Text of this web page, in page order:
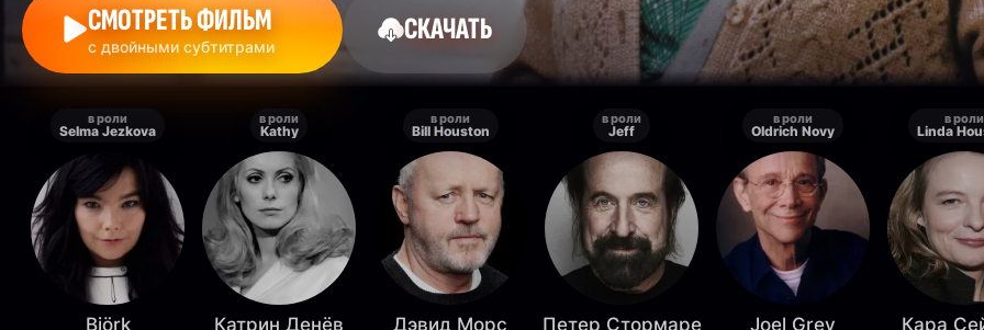
СМОТРЕТЬ ФИЛЬМ
с двойными субтитрами СКАЧАТЬ
в роли
Selma Jezkova
Björk
в роли
Kathy
Катрин Денёв
в роли
Bill Houston
Дэвид Морс
в роли
Jeff
Петер Стормаре
в роли
Oldrich Novy
Joel Grey
в роли
Linda
Кара